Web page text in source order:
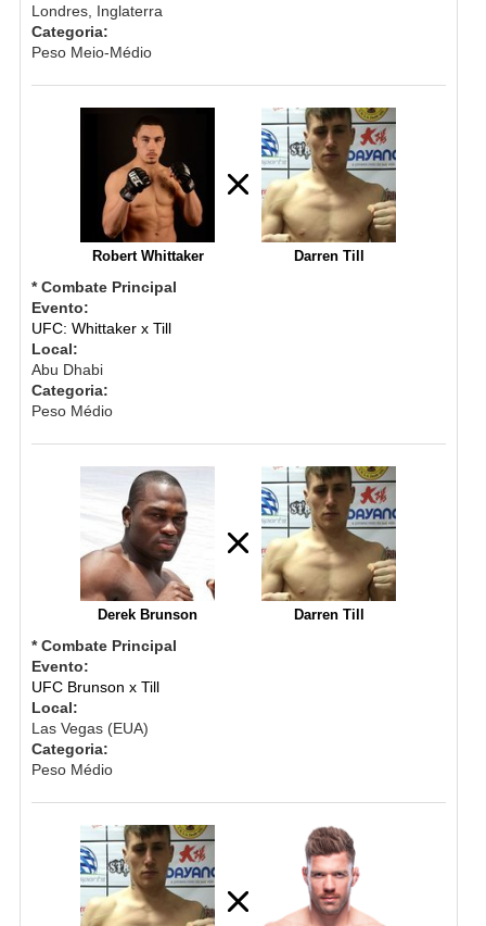
Londres, Inglaterra
Categoria:
Peso Meio-Médio
Robert Whittaker Darren Till
* Combate Principal
Evento:
UFC: Whittaker x Till
Local:
Abu Dhabi
Categoria:
Peso Médio
Derek Brunson Darren Till
* Combate Principal
Evento:
UFC Brunson x Till
Local:
Las Vegas (EUA)
Categoria:
Peso Médio